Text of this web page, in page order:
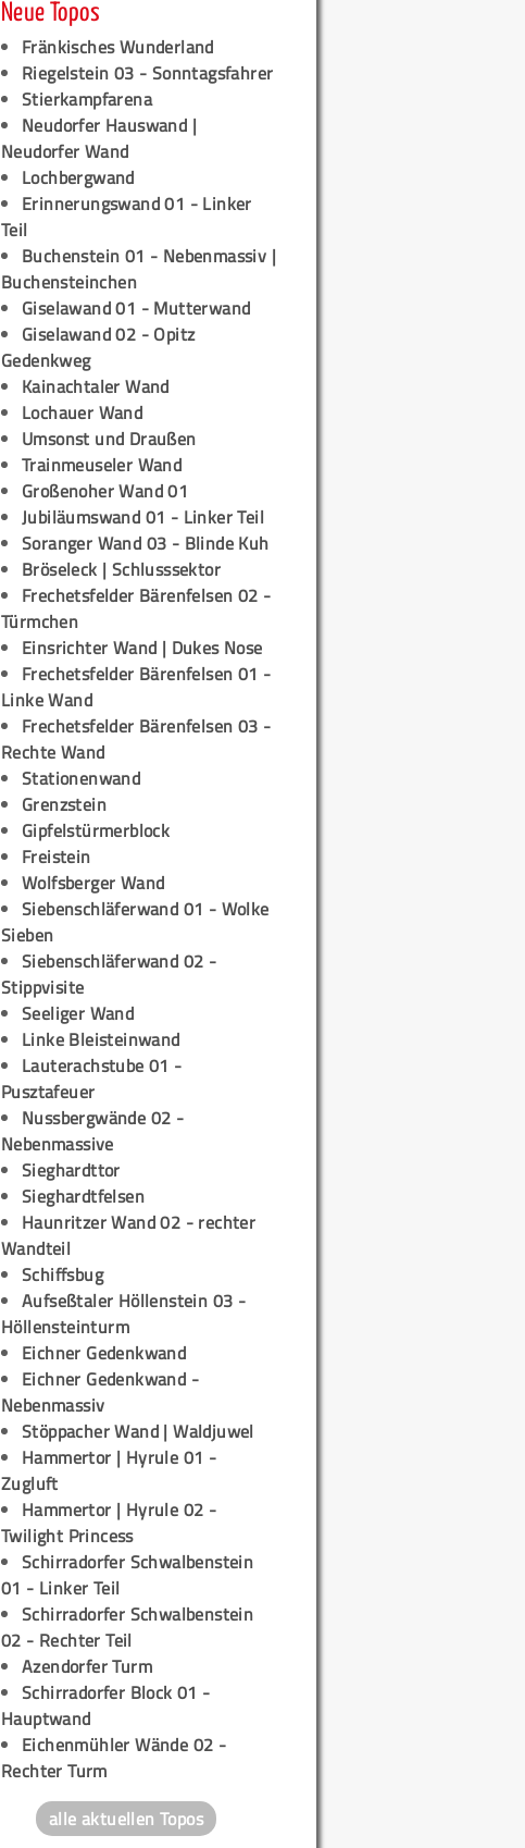
Neue Topos
Fränkisches Wunderland
Riegelstein 03 - Sonntagsfahrer
Stierkampfarena
Neudorfer Hauswand |
Neudorfer Wand
Lochbergwand
Erinnerungswand 01 - Linker
Teil
Buchenstein 01 - Nebenmassiv |
Buchensteinchen
Giselawand 01 - Mutterwand
Giselawand 02 - Opitz
Gedenkweg
Kainachtaler Wand
Lochauer Wand
Umsonst und Draußen
Trainmeuseler Wand
Großenoher Wand 01
Jubiläumswand 01 - Linker Teil
Soranger Wand 03 - Blinde Kuh
Bröseleck | Schlusssektor
Frechetsfelder Bärenfelsen 02 -
Türmchen
Einsrichter Wand | Dukes Nose
Frechetsfelder Bärenfelsen 01 -
Linke Wand
Frechetsfelder Bärenfelsen 03 -
Rechte Wand
Stationenwand
Grenzstein
Gipfelstürmerblock
Freistein
Wolfsberger Wand
Siebenschläferwand 01 - Wolke
Sieben
Siebenschläferwand 02 -
Stippvisite
Seeliger Wand
Linke Bleisteinwand
Lauterachstube 01 -
Pusztafeuer
Nussbergwände 02 -
Nebenmassive
Sieghardttor
Sieghardtfelsen
Haunritzer Wand 02 - rechter
Wandteil
Schiffsbug
Aufseßtaler Höllenstein 03 -
Höllensteinturm
Eichner Gedenkwand
Eichner Gedenkwand -
Nebenmassiv
Stöppacher Wand | Waldjuwel
Hammertor | Hyrule 01 -
Zugluft
Hammertor | Hyrule 02 -
Twilight Princess
Schirradorfer Schwalbenstein
01 - Linker Teil
Schirradorfer Schwalbenstein
02 - Rechter Teil
Azendorfer Turm
Schirradorfer Block 01 -
Hauptwand
Eichenmühler Wände 02 -
Rechter Turm
alle aktuellen Topos